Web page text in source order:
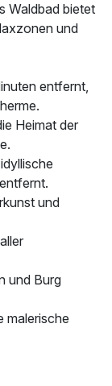
Waldbad bietet
und
entfernt,
Heimat der
und
und Burg
malerische